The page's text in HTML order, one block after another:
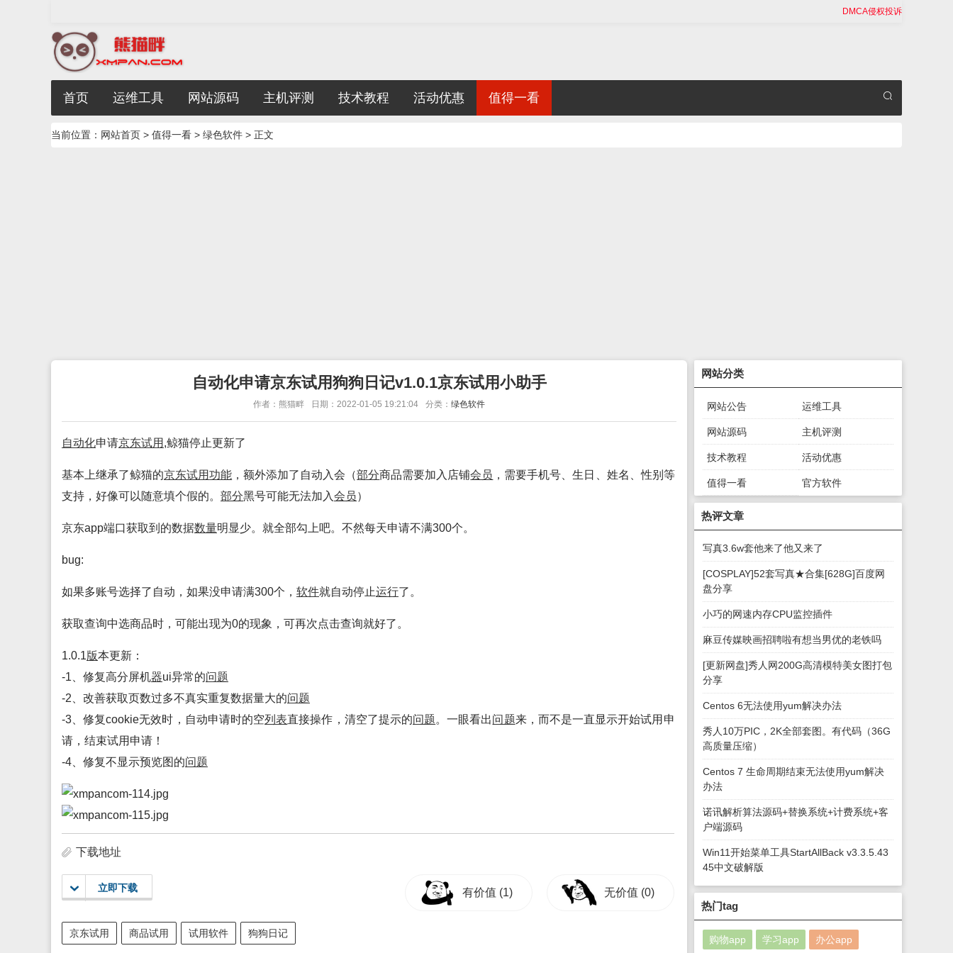
DMCA侵权投诉
首页 运维工具 网站源码 主机评测 技术教程 活动优惠 值得一看
当前位置： 网站首页 > 值得一看 > 绿色软件 > 正文
自动化申请京东试用狗狗日记v1.0.1京东试用小助手
作者：熊猫畔 日期：2022-01-05 19:21:04 分类：绿色软件
自动化申请京东试用 ,鲸猫停止更新了
基本上继承了鲸猫的京东试用功能 ，额外添加了自动入会（部分商品需要加入店铺会员 ，需要手机号、生日、姓名、性别等
支持，好像可以随意填个假的。 部分黑号可能无法加入会员）
京东app端口获取到的数据数量明显少。就全部勾上吧。不然每天申请不满300个。
bug:
如果多账号选择了自动，如果没申请满300个， 软件就自动停止运行了。
获取查询中选商品时，可能出现为0的现象，可再次点击查询就好了。
1.0.1版本更新：
-1、修复高分屏机器ui异常的问题
-2、改善获取页数过多不真实重复数据量大的问题
-3、修复cookie无效时，自动申请时的空列表直接操作，清空了提示的问题。一眼看出问题来，而不是一直显示开始试用申
请，结束试用申请！
-4、修复不显示预览图的问题
下载地址
立即下载 有价值 (1) 无价值 (0)
京东试用 商品试用 试用软件 狗狗日记
网站分类
网站公告 运维工具
网站源码 主机评测
技术教程 活动优惠
值得一看
绿色软件
官方软件
热评文章
写真3.6w套他来了他又来了
[COSPLAY]52套写真★合集[628G]百度网
盘分享
小巧的网速内存CPU监控插件
麻豆传媒映画招聘啦有想当男优的老铁吗
[更新网盘]秀人网200G高清模特美女图打包
分享
Centos 6无法使用yum解决办法
秀人10万PIC，2K全部套图。有代码（36G
高质量压缩）
Centos 7 生命周期结束无法使用yum解决
办法
诺讯解析算法源码+替换系统+计费系统+客
户端源码
Win11开始菜单工具StartAllBack v3.3.5.43
45中文破解版
热门tag
购物app 学习app 办公app